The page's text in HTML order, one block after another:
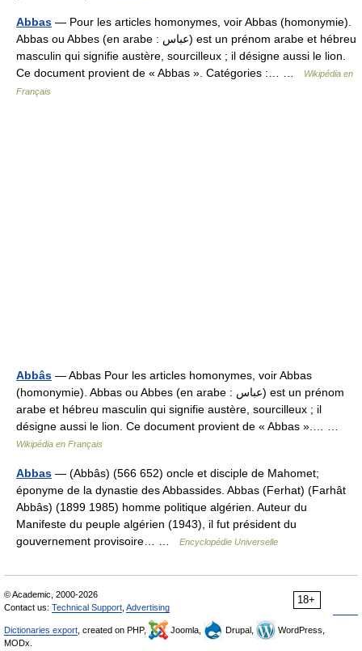
Abbas — Pour les articles homonymes, voir Abbas (homonymie).
Abbas ou Abbes (en arabe : عباس) est un prénom arabe et hébreu
masculin qui signifie austère, sourcilleux ; il désigne aussi le lion.
Ce document provient de « Abbas ». Catégories :… …
Wikipédia en
Français
Abbâs — Abbas Pour les articles homonymes, voir Abbas
(homonymie). Abbas ou Abbes (en arabe : عباس) est un prénom
arabe et hébreu masculin qui signifie austère, sourcilleux ; il
désigne aussi le lion. Ce document provient de « Abbas ».… …
Wikipédia en Français
Abbas — (Abbâs) (566 652) oncle et disciple de Mahomet;
éponyme de la dynastie des Abbassides. Abbas (Ferhat) (Farhât
Abbâs) (1899 1985) homme politique algérien. Auteur du
Manifeste du peuple algérien (1943), il fut président du
gouvernement provisoire… …
Encyclopédie Universelle
18+
© Academic, 2000-2026
Contact us: Technical Support Advertising
Dictionaries export , created on PHP, Joomla, Drupal,
WordPress,
MODx.